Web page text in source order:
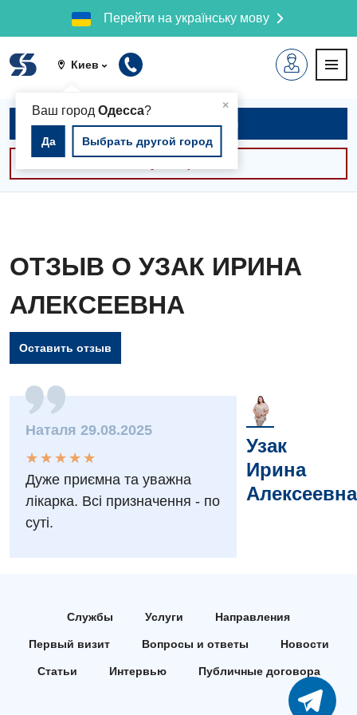
Перейти на українську мову
Киев
×
Ваш город Одесса?
Да Выбрать другой город
Вакансии
Мероприятия БПР
Интернатура
Программа лояльности
Отзывы
Диагностика
Диагностическое отделение
Рентгенография
Акушерство и гинекология
Аллергология, иммунология
Русский
Записаться на приём
ОТЗЫВ О УЗАК ИРИНА
АЛЕКСЕЕВНА
Оставить отзыв
Наталя 29.08.2025
★
★
★
★
★
★ ★ ★ ★ ★
Дуже приємна та уважна
лікарка. Всі призначення - по
суті.
Узак
Ирина
Алексеевна
Службы Услуги Направления
Первый визит Вопросы и ответы Новости
Статьи Интервью Публичные договора